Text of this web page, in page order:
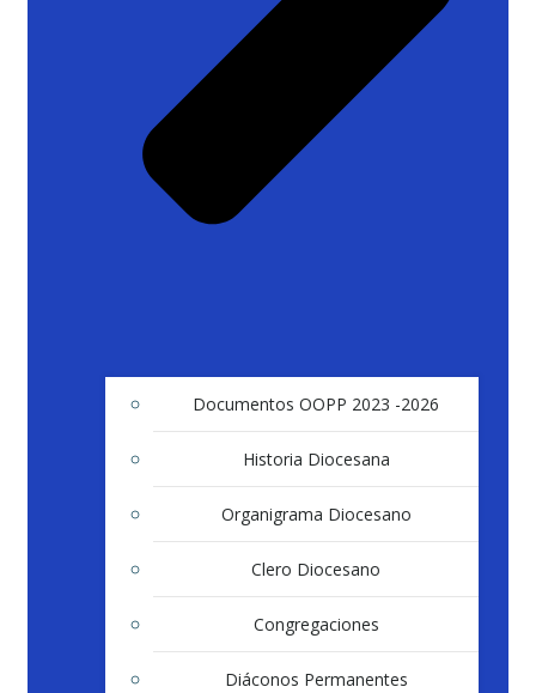
Documentos OOPP 2023 -2026
Historia Diocesana
Organigrama Diocesano
Clero Diocesano
Congregaciones
Diáconos Permanentes